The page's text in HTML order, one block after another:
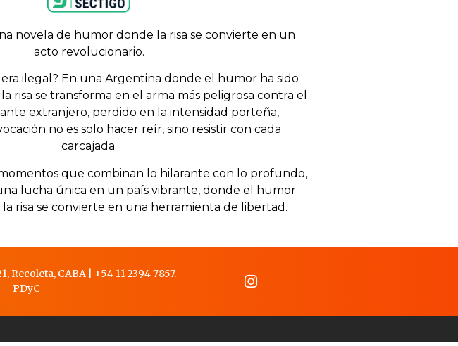
novela de humor donde la risa se convierte en un
acto revolucionario.
ilegal? En una Argentina donde el humor ha sido
risa se transforma en el arma más peligrosa contra el
extranjero, perdido en la intensidad porteña,
no es solo hacer reír, sino resistir con cada
carcajada.
que combinan lo hilarante con lo profundo,
lucha única en un país vibrante, donde el humor
la risa se convierte en una herramienta de libertad.
Recoleta, CABA +54 11 2394 7857.–
PDyC